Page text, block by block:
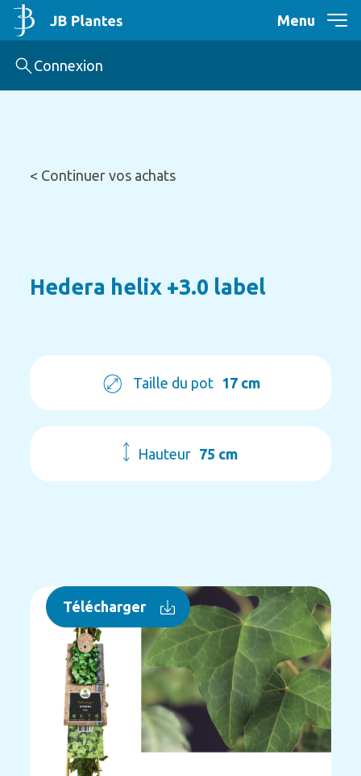
Menu
Connexion
< Continuer vos achats
Hedera helix +3.0 label
Taille du pot 17 cm
Hauteur 75 cm
Télécharger